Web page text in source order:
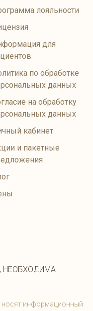
лояльности
для
по обработке
данных
на обработку
данных
кабинет
и пакетные
НЕОБХОДИМА
носят информационный